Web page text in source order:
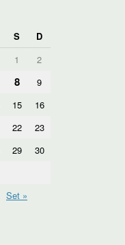
S
D
1
2
8
9
15
16
22
23
29
30
Set »